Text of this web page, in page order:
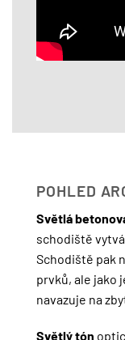
POHLED
Světlá
schodiště
Schodiště pak
prvků, ale jako
navazuje na
Světlý tón